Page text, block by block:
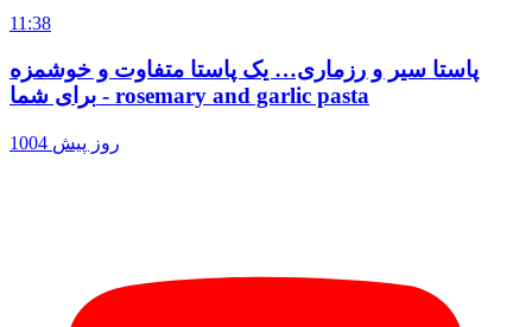
11:38
پاستا سیر و رزماری… یک پاستا متفاوت و خوشمزه
برای شما - rosemary and garlic pasta
1004 روز پیش